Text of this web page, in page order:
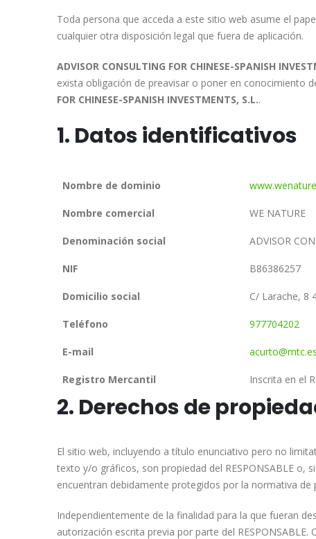
Toda persona que acceda a este sitio web asume el
cualquier otra disposición legal que fuera de aplicación.
ADVISOR CONSULTING FOR CHINESE-SPANISH
exista obligación de preavisar o poner en conocimiento
FOR CHINESE-SPANISH INVESTMENTS, S.L..
1. Datos identificativos
Nombre de dominio
Nombre comercial WE NATURE
Denominación social ADVISOR
NIF B86386257
Domicilio social C/ Larache, 8
Teléfono 977704202
E-mail acurto@mtc.es
Registro Mercantil Inscrita en el
2. Derechos de
El sitio web, incluyendo a título enunciativo pero no
texto y/o gráficos, son propiedad del RESPONSABLE
encuentran debidamente protegidos por la normativa
Independientemente de la finalidad para la que fueran
autorización escrita previa por parte del